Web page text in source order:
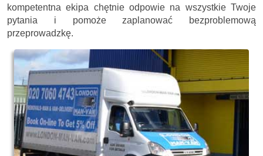
kompetentna ekipa chętnie odpowie na wszystkie Twoje
pytania i pomoże zaplanować bezproblemową
przeprowadzkę.